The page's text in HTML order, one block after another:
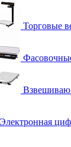
Торговые
Электронная